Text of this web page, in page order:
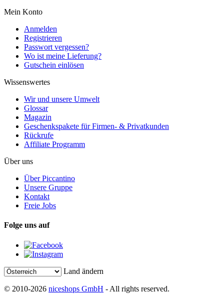
Mein Konto
Anmelden
Registrieren
Passwort vergessen?
Wo ist meine Lieferung?
Gutschein einlösen
Wissenswertes
Wir und unsere Umwelt
Glossar
Magazin
Geschenkspakete für Firmen- & Privatkunden
Rückrufe
Affiliate Programm
Über uns
Über Piccantino
Unsere Gruppe
Kontakt
Freie Jobs
Folge uns auf
Land ändern
© 2010-2026 niceshops GmbH - All rights reserved.